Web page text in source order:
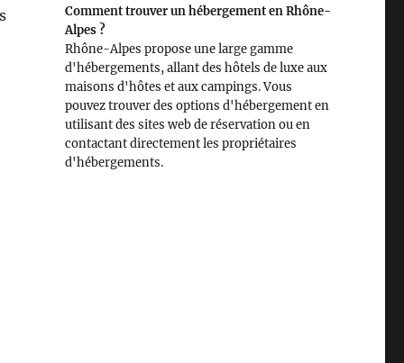
Comment trouver un hébergement en Rhône-
Alpes ?
Rhône-Alpes propose une large gamme
d'hébergements, allant des hôtels de luxe aux
maisons d'hôtes et aux campings. Vous
pouvez trouver des options d'hébergement en
utilisant des sites web de réservation ou en
contactant directement les propriétaires
d'hébergements.